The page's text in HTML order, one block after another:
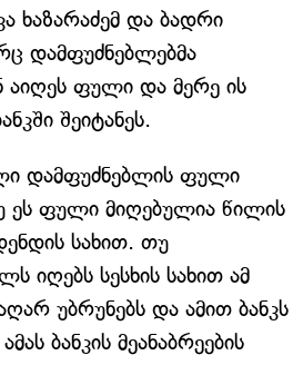
ხაზარაძემ და ბადრი
დამფუძნებლებმა
აიღეს ფული და მერე ის
შეიტანეს.
დამფუძნებლის ფული
ეს ფული მიღებულია წილის
სახით. თუ
იღებს სესხის სახით ამ
უბრუნებს და ამით ბანკს
ბანკის მეანაბრეების